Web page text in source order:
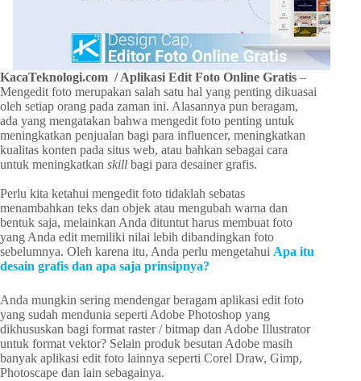
KacaTeknologi.com / Aplikasi Edit Foto Online Gratis –
Mengedit foto merupakan salah satu hal yang penting dikuasai
oleh setiap orang pada zaman ini. Alasannya pun beragam,
ada yang mengatakan bahwa mengedit foto penting untuk
meningkatkan penjualan bagi para influencer, meningkatkan
kualitas konten pada situs web, atau bahkan sebagai cara
untuk meningkatkan skill bagi para desainer grafis.
Perlu kita ketahui mengedit foto tidaklah sebatas
menambahkan teks dan objek atau mengubah warna dan
bentuk saja, melainkan Anda dituntut harus membuat foto
yang Anda edit memiliki nilai lebih dibandingkan foto
sebelumnya. Oleh karena itu, Anda perlu mengetahui Apa itu
desain grafis dan apa saja prinsipnya?
Anda mungkin sering mendengar beragam aplikasi edit foto
yang sudah mendunia seperti Adobe Photoshop yang
dikhususkan bagi format raster / bitmap dan Adobe Illustrator
untuk format vektor? Selain produk besutan Adobe masih
banyak aplikasi edit foto lainnya seperti Corel Draw, Gimp,
Photoscape dan lain sebagainya.